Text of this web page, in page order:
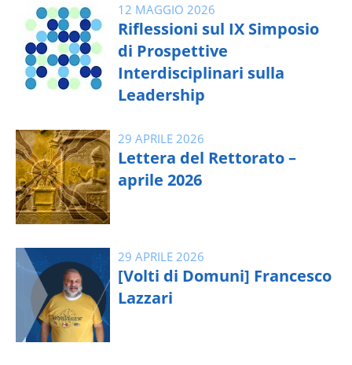
12 MAGGIO 2026
Riflessioni sul IX Simposio
di Prospettive
Interdisciplinari sulla
Leadership
29 APRILE 2026
Lettera del Rettorato –
aprile 2026
29 APRILE 2026
[Volti di Domuni] Francesco
Lazzari